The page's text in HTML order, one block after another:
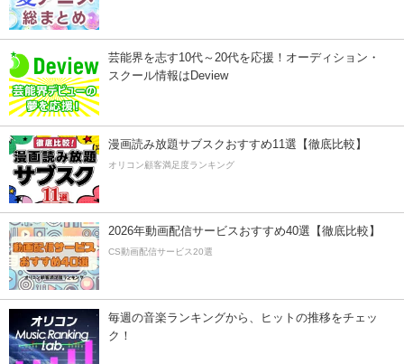
芸能界を志す10代～20代を応援！オーディション・
スクール情報はDeview
漫画読み放題サブスクおすすめ11選【徹底比較】
オリコン顧客満足度ランキング
2026年動画配信サービスおすすめ40選【徹底比較】
CS動画配信サービス20選
毎週の音楽ランキングから、ヒットの推移をチェッ
ク！